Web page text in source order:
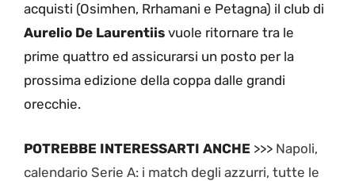
acquisti (Osimhen, Rrhamani e Petagna) il club di
Aurelio De Laurentiis vuole ritornare tra le
prime quattro ed assicurarsi un posto per la
prossima edizione della coppa dalle grandi
orecchie.
POTREBBE INTERESSARTI ANCHE >>> Napoli,
calendario Serie A: i match degli azzurri, tutte le